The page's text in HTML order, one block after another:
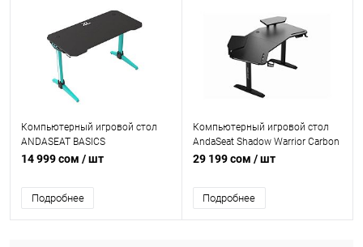
Компьютерный игровой стол
ANDASEAT BASICS
BLACK/GREEN MOUSE
RGB
14 999 сом / шт
Подробнее
Компьютерный игровой стол
AndaSeat Shadow Warrior Carbon
Fiber Texture Tabletop RGB
29 199 сом / шт
Подробнее